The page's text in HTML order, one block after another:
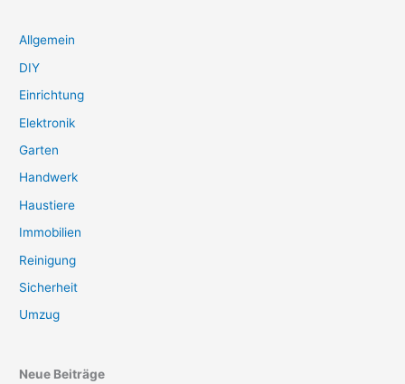
Allgemein
DIY
Einrichtung
Elektronik
Garten
Handwerk
Haustiere
Immobilien
Reinigung
Sicherheit
Umzug
Neue Beiträge